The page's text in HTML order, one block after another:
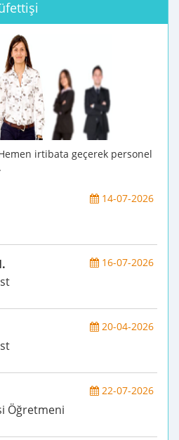
irtibata geçerek personel
14-07-2026
16-07-2026
20-04-2026
22-07-2026
Öğretmeni